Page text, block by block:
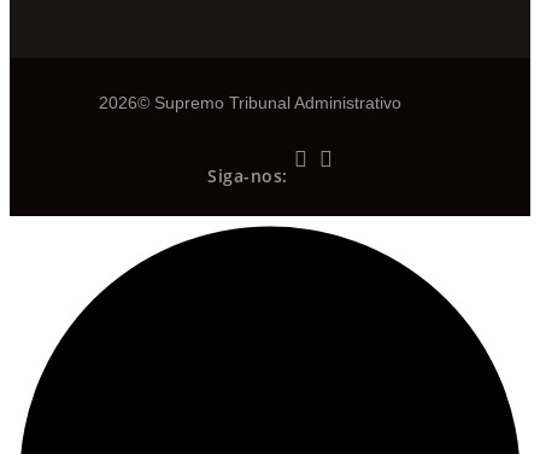
2026© Supremo Tribunal Administrativo
Siga-nos: